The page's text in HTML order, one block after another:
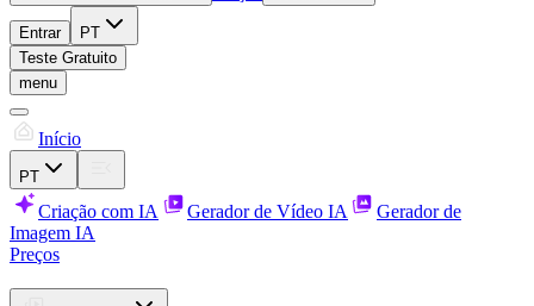
Entrar
PT
Teste Gratuito
menu
Início
PT
Criação com IA Gerador de Vídeo IA
Gerador de
Imagem IA
Preços